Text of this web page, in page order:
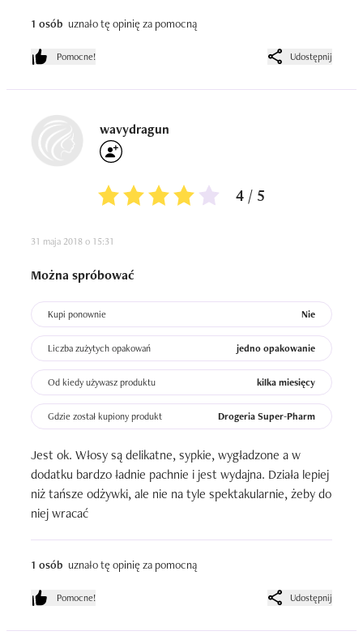
1 osób uznało tę opinię za pomocną
Pomocne! Udostępnij
wavydragun
4 / 5
31 maja 2018 o 15:31
Można spróbować
Kupi ponownie Nie
Liczba zużytych opakowań jedno opakowanie
Od kiedy używasz produktu kilka miesięcy
Gdzie został kupiony produkt Drogeria Super-Pharm
Jest ok. Włosy są delikatne, sypkie, wygładzone a w
dodatku bardzo ładnie pachnie i jest wydajna. Działa lepiej
niż tańsze odżywki, ale nie na tyle spektakularnie, żeby do
niej wracać
1 osób uznało tę opinię za pomocną
Pomocne! Udostępnij